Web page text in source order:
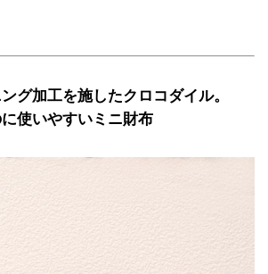
グ加工を施したクロコダイル。
使いやすいミニ財布